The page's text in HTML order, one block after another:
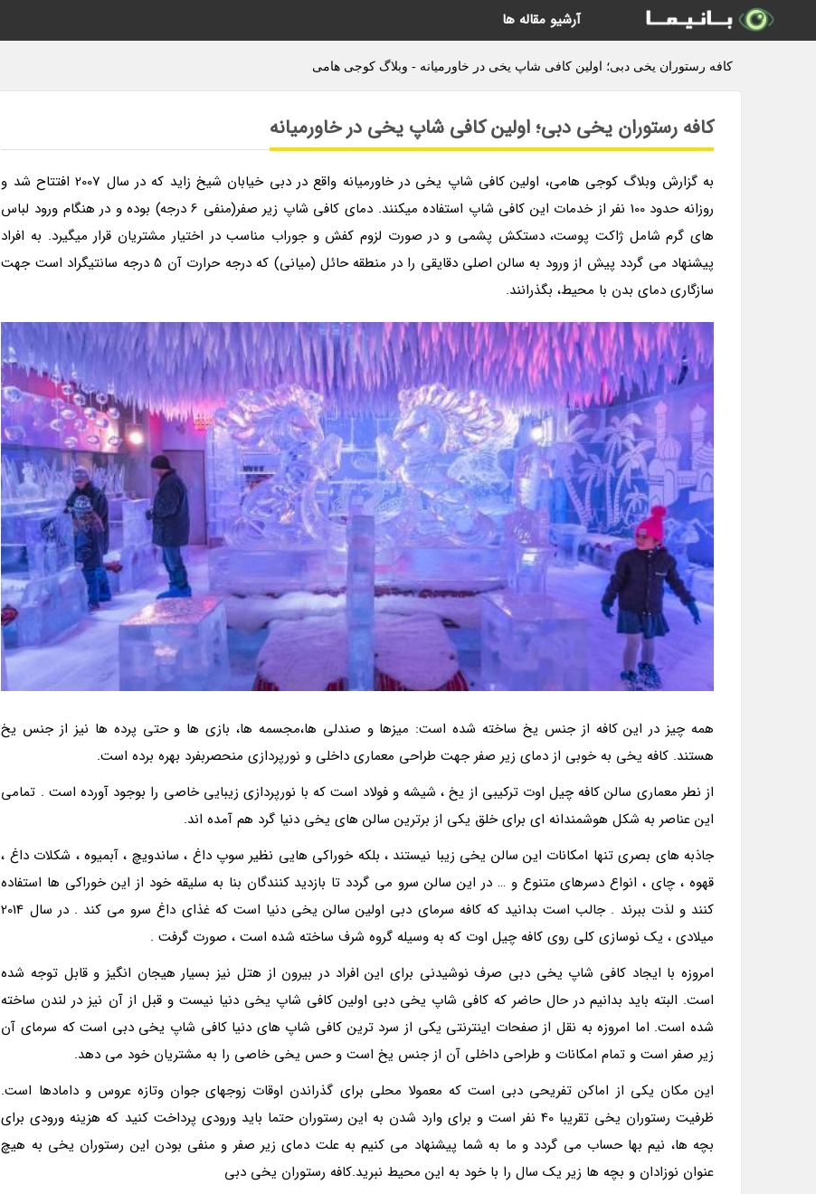
کافه رستوران یخی دبی؛ اولین کافی شاپ یخی در خاورمیانه - وبلاگ کوجی هامی
کافه رستوران یخی دبی؛ اولین کافی شاپ یخی در خاورمیانه
به گزارش وبلاگ کوجی هامی، اولین کافی شاپ یخی در خاورمیانه واقع در دبی خیابان شیخ زاید که در سال 2007 افتتاح شد و
روزانه حدود 100 نفر از خدمات این کافی شاپ استفاده میکنند. دمای کافی شاپ زیر صفر(منفی 6 درجه) بوده و در هنگام ورود لباس
های گرم شامل ژاکت پوست، دستکش پشمی و در صورت لزوم کفش و جوراب مناسب در اختیار مشتریان قرار میگیرد. به افراد
پیشنهاد می گردد پیش از ورود به سالن اصلی دقایقی را در منطقه حائل (میانی) که درجه حرارت آن 5 درجه سانتیگراد است جهت
سازگاری دمای بدن با محیط، بگذرانند.
همه چیز در این کافه از جنس یخ ساخته شده است: میزها و صندلی ها،مجسمه ها، بازی ها و حتی پرده ها نیز از جنس یخ
هستند. کافه یخی به خوبی از دمای زیر صفر جهت طراحی معماری داخلی و نورپردازی منحصربفرد بهره برده است.
از نطر معماری سالن کافه چیل اوت ترکیبی از یخ ، شیشه و فولاد است که با نورپردازی زیبایی خاصی را بوجود آورده است . تمامی
این عناصر به شکل هوشمندانه ای برای خلق یکی از برترین سالن های یخی دنیا گرد هم آمده اند.
جاذبه های بصری تنها امکانات این سالن یخی زیبا نیستند ، بلکه خوراکی هایی نظیر سوپ داغ ، ساندویچ ، آبمیوه ، شکلات داغ ،
قهوه ، چای ، انواع دسرهای متنوع و … در این سالن سرو می گردد تا بازدید کنندگان بنا به سلیقه خود از این خوراکی ها استفاده
کنند و لذت ببرند . جالب است بدانید که کافه سرمای دبی اولین سالن یخی دنیا است که غذای داغ سرو می کند . در سال 2014
میلادی ، یک نوسازی کلی روی کافه چیل اوت که به وسیله گروه شرف ساخته شده است ، صورت گرفت .
امروزه با ایجاد کافی شاپ یخی دبی صرف نوشیدنی برای این افراد در بیرون از هتل نیز بسیار هیجان انگیز و قابل توجه شده
است. البته باید بدانیم در حال حاضر که کافی شاپ یخی دبی اولین کافی شاپ یخی دنیا نیست و قبل از آن نیز در لندن ساخته
شده است. اما امروزه به نقل از صفحات اینترنتی یکی از سرد ترین کافی شاپ های دنیا کافی شاپ یخی دبی است که سرمای آن
زیر صفر است و تمام امکانات و طراحی داخلی آن از جنس یخ است و حس یخی خاصی را به مشتریان خود می دهد.
این مکان یکی از اماکن تفریحی دبی است که معمولا محلی برای گذراندن اوقات زوجهای جوان وتازه عروس و دامادها است.
ظرفیت رستوران یخی تقریبا 40 نفر است و برای وارد شدن به این رستوران حتما باید ورودی پرداخت کنید که هزینه ورودی برای
بچه ها، نیم بها حساب می گردد و ما به شما پیشنهاد می کنیم به علت دمای زیر صفر و منفی بودن این رستوران یخی به هیچ
عنوان نوزادان و بچه ها زیر یک سال را با خود به این محیط نبرید.کافه رستوران یخی دبی
آرشیو مقاله ها